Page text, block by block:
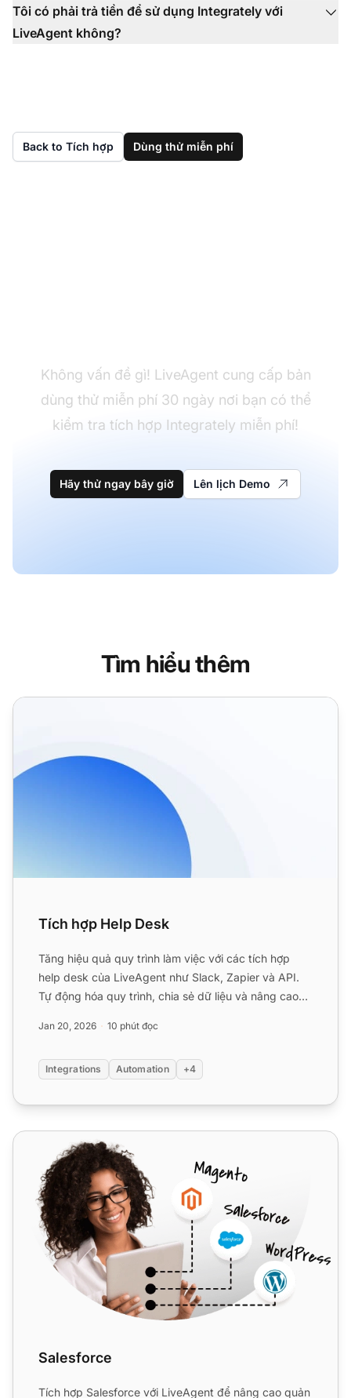
Tôi có phải trả tiền để sử dụng Integrately với
LiveAgent không?
Back to Tích hợp Dùng thử miễn phí
Không vấn đề gì! LiveAgent cung cấp bản
dùng thử miễn phí 30 ngày nơi bạn có thể
kiểm tra tích hợp Integrately miễn phí!
Hãy thử ngay bây giờ Lên lịch Demo
Tìm hiểu thêm
Tích hợp Help Desk
Tích hợp Help Desk
Tăng hiệu quả quy trình làm việc với các tích hợp
help desk của LiveAgent như Slack, Zapier và API.
Tự động hóa quy trình, chia sẻ dữ liệu và nâng cao
Jan 20, 2026 10 phút đọc
Integrations Automation +4
Salesforce
Salesforce
Tích hợp Salesforce với LiveAgent để nâng cao quản